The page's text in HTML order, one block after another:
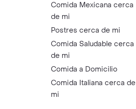
Comida Mexicana cerca
de mi
Postres cerca de mi
Comida Saludable cerca
de mi
Comida a Domicilio
Comida Italiana cerca de
mi